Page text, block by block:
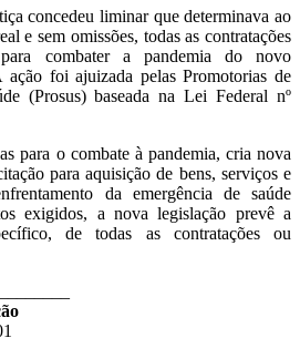
concedeu liminar que determinava ao
e sem omissões, todas as contratações
combater a pandemia do novo
foi ajuizada pelas Promotorias de
(Prosus) baseada na Lei Federal nº
para o combate à pandemia, cria nova
para aquisição de bens, serviços e
da emergência de saúde
exigidos, a nova legislação prevê a
de todas as contratações ou